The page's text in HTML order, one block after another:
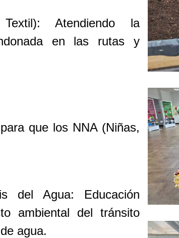
Atendiendo la
en las rutas y
que los NNA (Niñas,
del Agua: Educación
ambiental del tránsito
agua.